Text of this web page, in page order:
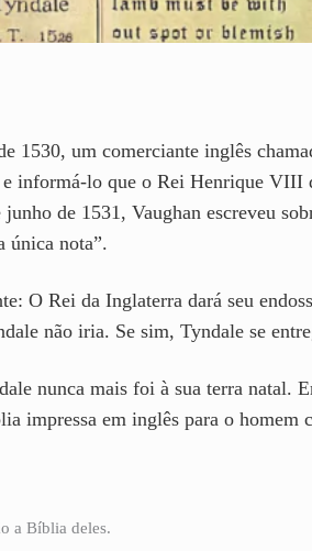
1530, um comerciante inglês
informá-lo que o Rei Henrique VIII
junho de 1531, Vaughan escreveu
única nota”.
O Rei da Inglaterra dará seu
não iria. Se sim, Tyndale se
nunca mais foi à sua terra natal.
impressa em inglês para o homem
a Bíblia deles.